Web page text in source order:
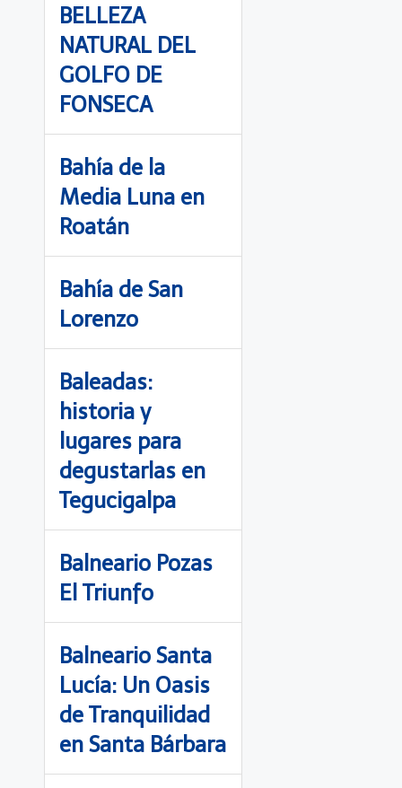
BELLEZA
NATURAL DEL
GOLFO DE
FONSECA
Bahía de la
Media Luna en
Roatán
Bahía de San
Lorenzo
Baleadas:
historia y
lugares para
degustarlas en
Tegucigalpa
Balneario Pozas
El Triunfo
Balneario Santa
Lucía: Un Oasis
de Tranquilidad
en Santa Bárbara